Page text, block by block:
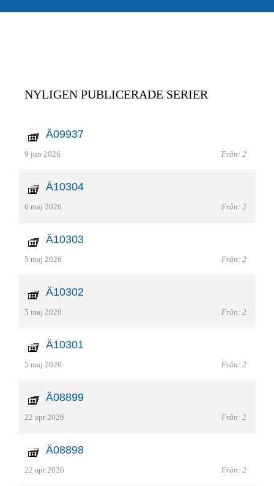
NYLIGEN PUBLICERADE SERIER
Ä09937
9 jun 2026 Från: 2
Ä10304
6 maj 2026 Från: 2
Ä10303
5 maj 2026 Från: 2
Ä10302
5 maj 2026 Från: 2
Ä10301
5 maj 2026 Från: 2
Ä08899
22 apr 2026 Från: 2
Ä08898
22 apr 2026 Från: 2